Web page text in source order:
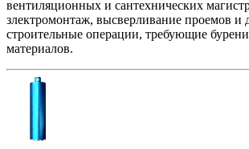
вентиляционных и сантехнических
злектромонтаж, высверливание проемов и
строительные операции, требующие
материалов.